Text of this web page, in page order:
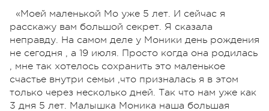
«Моей маленькой Мо уже 5 лет. И сейчас я
расскажу вам большой секрет. Я сказала
неправду. На самом деле у Моники день рождения
не сегодня , а 19 июля. Просто когда она родилась
, мне так хотелось сохранить это маленькое
счастье внутри семьи ,что призналась я в этом
только через несколько дней. Так что нам уже как
3 дня 5 лет. Малышка Моника наша большая